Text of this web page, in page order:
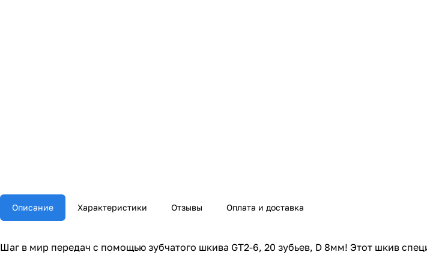
Описание Характеристики Отзывы Оплата и доставка
Шаг в мир передач с помощью зубчатого шкива GT2-6, 20 зубьев, D 8мм! Этот шкив